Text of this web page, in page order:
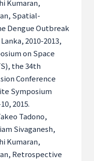
Kumaran,
Spatial-
Dengue Outbreak
2010-2013,
on Space
the 34th
Conference
Symposium
2015.
Tadono,
Sivaganesh,
Kumaran,
Retrospective